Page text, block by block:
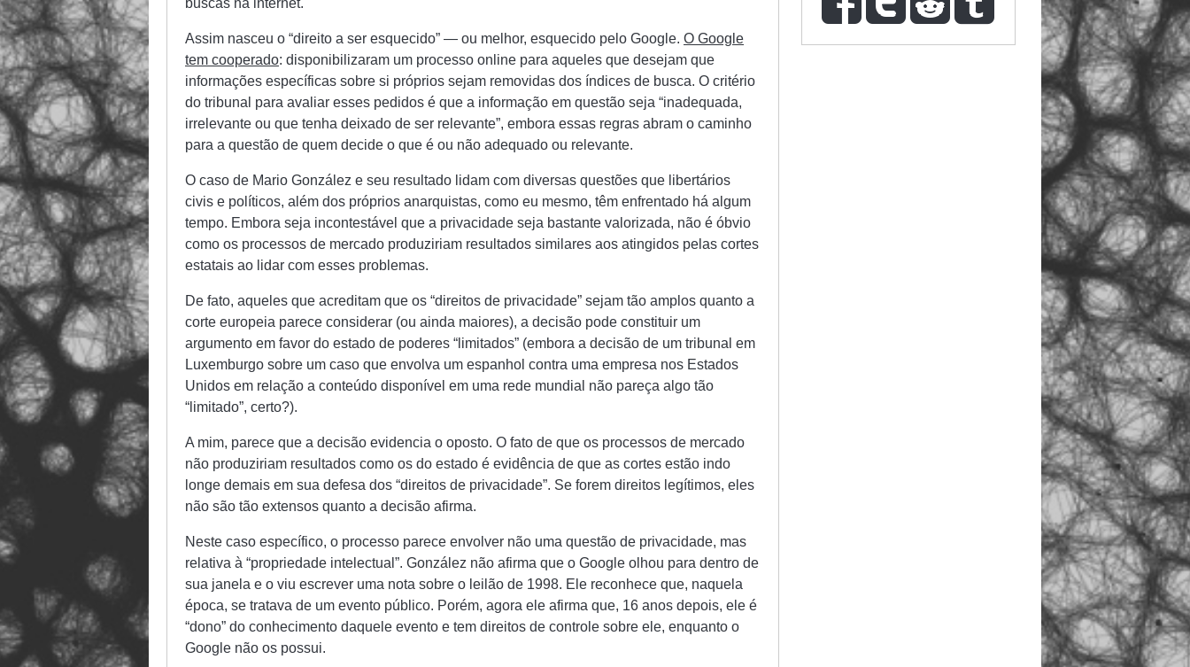
buscas na internet.
Assim nasceu o “direito a ser esquecido” — ou melhor, esquecido pelo Google. O Google
tem cooperado: disponibilizaram um processo online para aqueles que desejam que
informações específicas sobre si próprios sejam removidas dos índices de busca. O critério
do tribunal para avaliar esses pedidos é que a informação em questão seja “inadequada,
irrelevante ou que tenha deixado de ser relevante”, embora essas regras abram o caminho
para a questão de quem decide o que é ou não adequado ou relevante.
O caso de Mario González e seu resultado lidam com diversas questões que libertários
civis e políticos, além dos próprios anarquistas, como eu mesmo, têm enfrentado há algum
tempo. Embora seja incontestável que a privacidade seja bastante valorizada, não é óbvio
como os processos de mercado produziriam resultados similares aos atingidos pelas cortes
estatais ao lidar com esses problemas.
De fato, aqueles que acreditam que os “direitos de privacidade” sejam tão amplos quanto a
corte europeia parece considerar (ou ainda maiores), a decisão pode constituir um
argumento em favor do estado de poderes “limitados” (embora a decisão de um tribunal em
Luxemburgo sobre um caso que envolva um espanhol contra uma empresa nos Estados
Unidos em relação a conteúdo disponível em uma rede mundial não pareça algo tão
“limitado”, certo?).
A mim, parece que a decisão evidencia o oposto. O fato de que os processos de mercado
não produziriam resultados como os do estado é evidência de que as cortes estão indo
longe demais em sua defesa dos “direitos de privacidade”. Se forem direitos legítimos, eles
não são tão extensos quanto a decisão afirma.
Neste caso específico, o processo parece envolver não uma questão de privacidade, mas
relativa à “propriedade intelectual”. González não afirma que o Google olhou para dentro de
sua janela e o viu escrever uma nota sobre o leilão de 1998. Ele reconhece que, naquela
época, se tratava de um evento público. Porém, agora ele afirma que, 16 anos depois, ele é
“dono” do conhecimento daquele evento e tem direitos de controle sobre ele, enquanto o
Google não os possui.